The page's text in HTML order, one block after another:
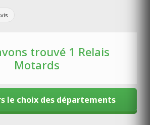
trouvé 1 Relais
Motards
le choix des départements